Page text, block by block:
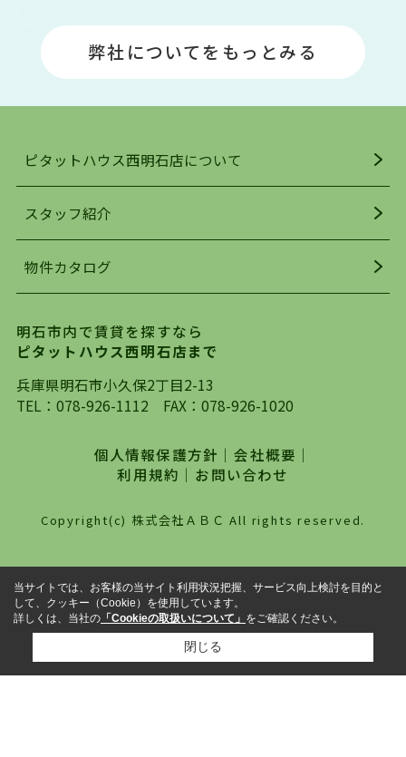
場や釣りスポットが多くあります。JR「大久保
駅」周辺には、ビブレ・イオンをはじめとした買
い物施設も多くあり、買い物にも困りません。
明石駅・西明石駅を中心に、明石市・神戸市西区
でお部屋探している方は、ぜひ当ＨＰにて物件を
お探しになってください。弊社は、スタッフの平
を行っており地域最大級の情報取扱量を誇ってお
ります。店頭で限られた物件をご紹介する、従来
自身でインターネットを利用し、理想のお部屋を
探していただき、選択していただいた物件情報に
対して、専門知識を持ったスタッフがサポートさ
せていただくスタイルを心がけております。私た
は、一度だけでは終わらない、お客様との末長い
お付き合いです。初めての一人暮らしから、就
職・ご結婚・売買物件の購入、などなど一生涯に
わたる、良きアドバイザーとして、地域に密着し
た営業スタイルで様々なお役立ちができればと強
わせください。
弊社についてをもっとみる
ピタットハウス西明石店について
スタッフ紹介
物件カタログ
明石市内で賃貸を探すなら
ピタットハウス西明石店まで
兵庫県明石市小久保2丁目2-13
TEL： 078-926-1112 FAX：078-926-1020
個人情報保護方針 ｜会社概要 ｜
利用規約 ｜ お問い合わせ
Copyright(c) 株式会社ＡＢＣ All rights reserved.
当サイトでは、お客様の当サイト利用状況把握、サービス向上検討を目的と
して、クッキー（Cookie）を使用しています。
詳しくは、当社の 「Cookieの取扱いについて」 をご確認ください。
閉じる